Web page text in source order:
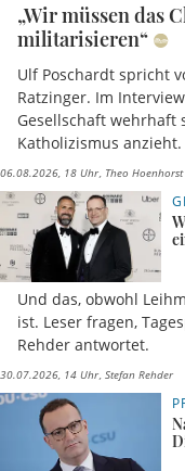
„Wir müssen das
militarisieren“
Ulf Poschardt spricht
Ratzinger. Im
Gesellschaft wehrhaft
Katholizismus anzieht.
06.08.2026, 18 Uhr Theo Hoenhorst
Und das, obwohl
ist. Leser fragen,
Rehder antwortet.
30.07.2026, 14 Uhr Stefan Rehder